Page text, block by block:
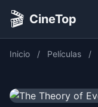
🎬 CineTop
Inicio / Películas /